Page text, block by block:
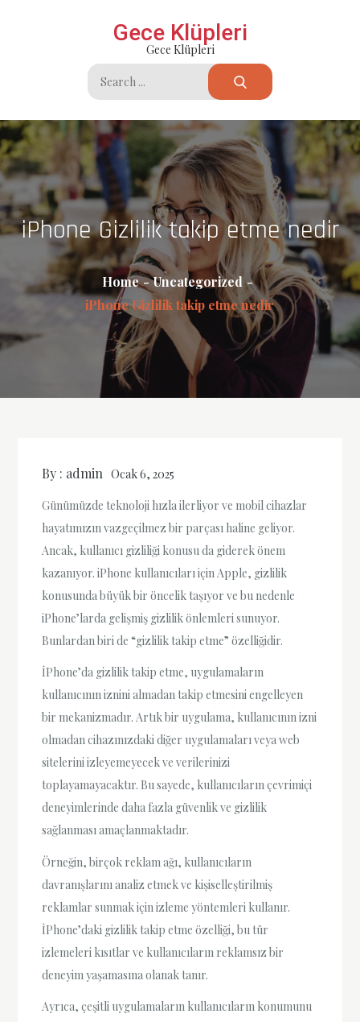
Gece Klüpleri
Gece Klüpleri
Search
for:
iPhone Gizlilik takip etme nedir
Home
Uncategorized
iPhone Gizlilik takip etme nedir
By : admin Ocak 6, 2025
Günümüzde teknoloji hızla ilerliyor ve mobil cihazlar
hayatımızın vazgeçilmez bir parçası haline geliyor.
Ancak, kullanıcı gizliliği konusu da giderek önem
kazanıyor. iPhone kullanıcıları için Apple, gizlilik
konusunda büyük bir öncelik taşıyor ve bu nedenle
iPhone’larda gelişmiş gizlilik önlemleri sunuyor.
Bunlardan biri de “gizlilik takip etme” özelliğidir.
İPhone’da gizlilik takip etme, uygulamaların
kullanıcının iznini almadan takip etmesini engelleyen
bir mekanizmadır. Artık bir uygulama, kullanıcının izni
olmadan cihazınızdaki diğer uygulamaları veya web
sitelerini izleyemeyecek ve verilerinizi
toplayamayacaktır. Bu sayede, kullanıcıların çevrimiçi
deneyimlerinde daha fazla güvenlik ve gizlilik
sağlanması amaçlanmaktadır.
Örneğin, birçok reklam ağı, kullanıcıların
davranışlarını analiz etmek ve kişiselleştirilmiş
reklamlar sunmak için izleme yöntemleri kullanır.
İPhone’daki gizlilik takip etme özelliği, bu tür
izlemeleri kısıtlar ve kullanıcıların reklamsız bir
deneyim yaşamasına olanak tanır.
Ayrıca, çeşitli uygulamaların kullanıcıların konumunu